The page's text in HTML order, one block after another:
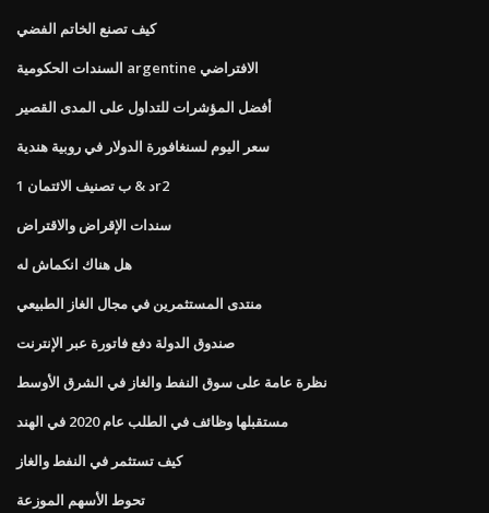
كيف تصنع الخاتم الفضي
السندات الحكومية argentine الافتراضي
أفضل المؤشرات للتداول على المدى القصير
سعر اليوم لسنغافورة الدولار في روبية هندية
د & ب تصنيف الائتمان 1r2
سندات الإقراض والاقتراض
هل هناك انكماش له
منتدى المستثمرين في مجال الغاز الطبيعي
صندوق الدولة دفع فاتورة عبر الإنترنت
نظرة عامة على سوق النفط والغاز في الشرق الأوسط
مستقبلها وظائف في الطلب عام 2020 في الهند
كيف تستثمر في النفط والغاز
تحوط الأسهم الموزعة